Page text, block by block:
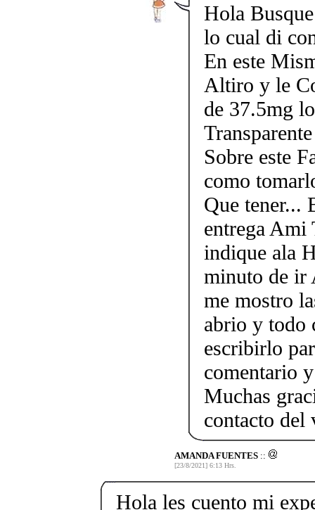
Hola
lo cual di
En este
Altiro y le
de 37.5mg
Sobre este
como
Que tener...
entrega Ami
indique ala
minuto de ir
me mostro
abrio y todo
escribirlo
comentario
Muchas
contacto del
AMANDA FUENTES::
[23/8/2021] 6:13 Hrs.
Hola les cuento mi